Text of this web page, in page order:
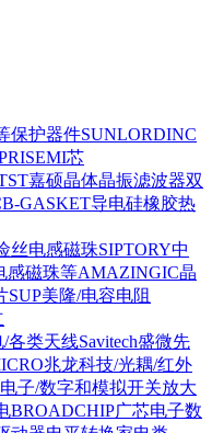
保护器件SUNLORDINC
芯
嘉硕晶体晶振滤波器双
GASKET导电硅橡胶热
丝电感磁珠SIPTORY中
感磁珠等AMAZINGIC晶
SUP美隆/电容电阻
/各类天线Savitech盛微先
兆龙科技/光耦/红外
子/数字和模拟开关放大
BROADCHIP广芯电子数